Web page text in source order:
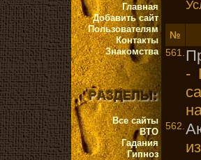
Главная
Добавить сайт
Пользователям
Контакты
Знакомства
Все сайты
ВТО
Гадания
Гипноз
№
561.
-
562.